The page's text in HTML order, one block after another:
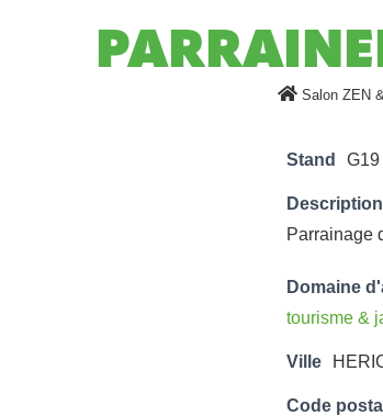
Salon ZEN
Stand G19
Description
Parrainage
Domaine
tourisme &
Ville
Code postal